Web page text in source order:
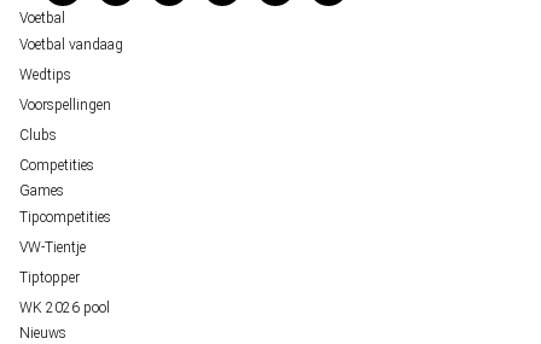
Over ons
Voetbal
Voetbal vandaag
Wedtips
Voorspellingen
Clubs
Competities
Games
Tipcompetities
VW-Tientje
Tiptopper
WK 2026 pool
Nieuws